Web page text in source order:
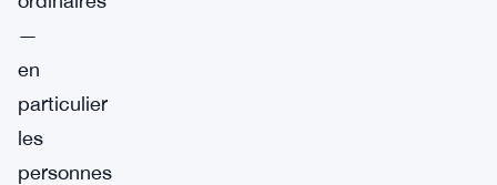
—
en
particulier
les
personnes